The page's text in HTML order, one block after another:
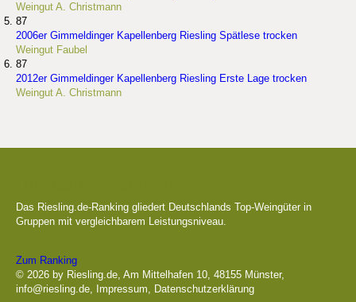
Weingut A. Christmann
87
2006er Gimmeldinger Kapellenberg Riesling Spätlese trocken
Weingut Faubel
87
2012er Gimmeldinger Kapellenberg Riesling Erste Lage trocken
Weingut A. Christmann
Das Riesling.de-Ranking gliedert Deutschlands Top-Weingüter in
Gruppen mit vergleichbarem Leistungsniveau.
Zum Ranking
© 2026 by Riesling.de, Am Mittelhafen 10, 48155 Münster,
info@riesling.de, Impressum, Datenschutzerklärung